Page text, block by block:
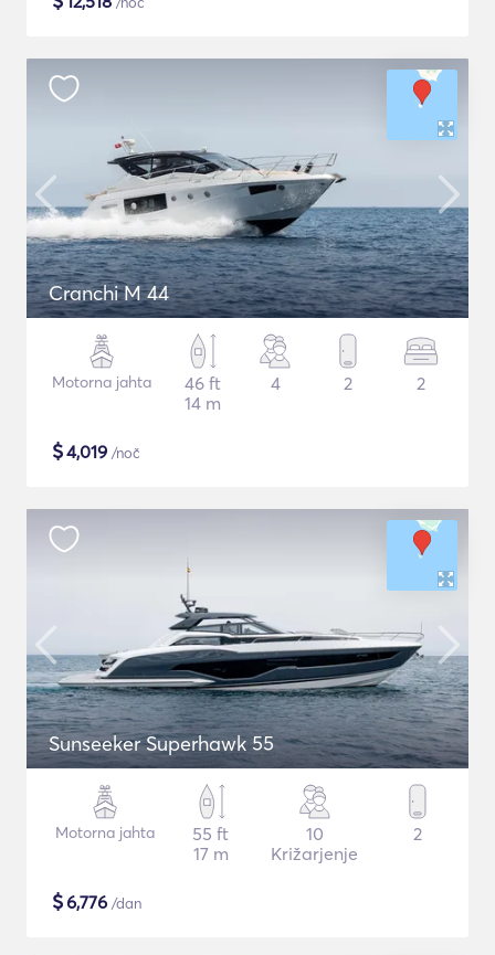
Cranchi M 44
Motorna jahta
46 ft
14 m
4 2 2
$4,019 /noč
Sunseeker Superhawk 55
Motorna jahta
55 ft
17 m
10
Križarjenje
2
$6,776 /dan